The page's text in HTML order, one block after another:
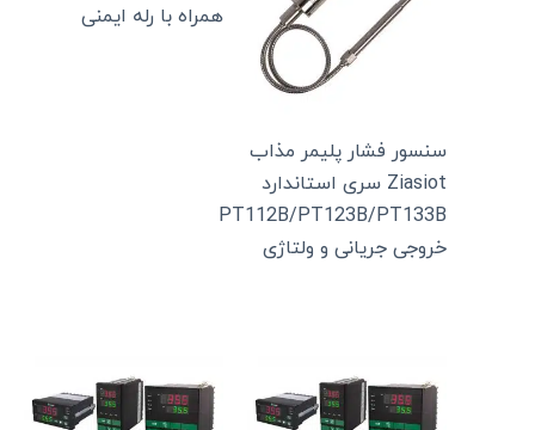
سنسور فشار پلیمر مذاب
Ziasiot سری استاندارد
PT112B/PT123B/PT133B
خروجی جریانی و ولتاژی
همراه با رله ایمنی